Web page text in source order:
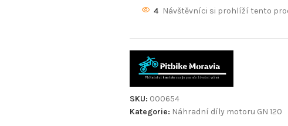
4 Návštěvníci si prohlíží tento
SKU: 000654
Kategorie: Náhradní díly motoru GN 120